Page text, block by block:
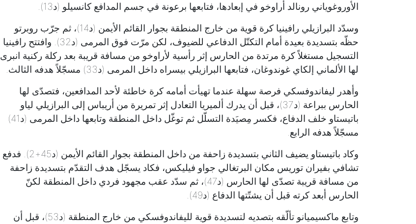
الأوروغوياني رونالد أراوخو في إبعادها، فتابعها برعونة في جسم المدافع كانسيلو (د13).
وسدّد البرازيلي رافينيا كرة قوية من خارج المنطقة بجوار القائم الأيمن (د14)، ثم جرّب روبرتو
حظّه بتسديدة بعيدة أمام التكتّل الدفاعي للضيوف، لكن مرّت فوق المرمى (د32). وافتتح رافينيا
التسجيل مستغلاً كرة مرتدة من الحارس إثر رأسية لأراوخو من مسافة قريبة بعد ركلة ركنية انبرى
لها الألماني إلكاي غوندوغان، فتابعها البرازيلي بيسراه داخل المرمى (د33) مسجّلاً هدفه الثالث.
وأهدر ليفاندوفسكي فرصة سهلة عندما تهيأت أمامه كرة خاطئة لأحد المدافعين، فتصدّى لها
الحارس ببراعة (د37)، قبل أن يدرك ألميريا التعادل إثر تمريرة من أريباس إلى البرازيلي لياو
باتيستاو خلف الدفاع، فكسر مِصيَدة التسلّل ثم توغّل داخل المنطقة وتابعها داخل المرمى (د41)
مسجّلاً هدفه الرابع.
وكاد باتيستاو يضيف الثاني بتسديدة زاحفة من داخل المنطقة بجوار القائم الأيمن (د45+2). فدفع
تشافي بفيران توريس مكان البرتغالي جواو فيليكس، فكاد يسجّل هدف التقدّم بتسديدة زاحفة
من مسافة قريبة تصدّى لها الحارس (د47)، ثم سدّد عقب مجهود فردي داخل المنطقة لكنّ
الحارس أبعد كرته قبل أن يشتّتها الدفاع (د49).
وتابع ماكسيميانو تألّقه بتصديه لتسديدة قوية لليفاندوفسكي من خارج المنطقة (د53)، قبل أن